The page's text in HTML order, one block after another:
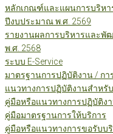
หลักเกณฑ์และแผนการบริห
ปีงบประมาณ พ.ศ. 2569
รายงานผลการบริหารและ
พ.ศ. 2568
ระบบ E-Service
มาตรฐานการปฏิบัติงาน / กา
แนวทางการปฏิบัติงานสำหรั
คู่มือหรือแนวทางการปฏิบัติง
คู่มือมาตรฐานการให้บริการ
คู่มือหรือแนวทางการขอรับบ